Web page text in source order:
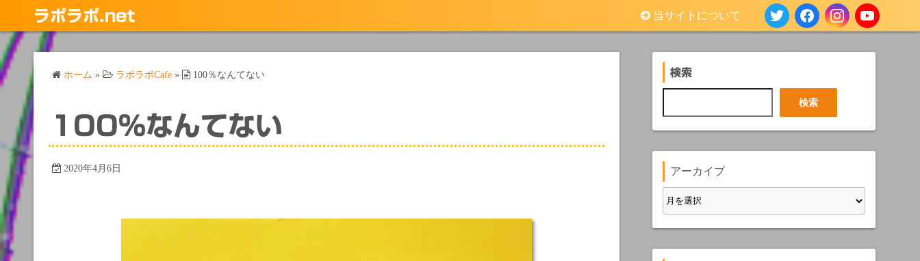
テ
ン
ツ
ッ
ラポラポ.net 当サイトについて
ホーム » ラポラポCafe » 100％なんてない
100％なんてない
2020年4月6日
検索
索
検索
アーカイブ